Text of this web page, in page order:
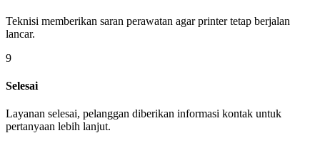
Teknisi memberikan saran perawatan agar printer tetap berjalan
lancar.
9
Selesai
Layanan selesai, pelanggan diberikan informasi kontak untuk
pertanyaan lebih lanjut.